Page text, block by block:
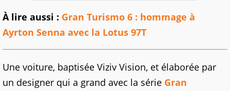
À lire aussi : Gran Turismo 6 : hommage à
Ayrton Senna avec la Lotus 97T
Une voiture, baptisée Viziv Vision, et élaborée par
un designer qui a grand avec la série Gran